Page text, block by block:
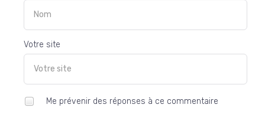
Votre site
Me prévenir des réponses à ce commentaire